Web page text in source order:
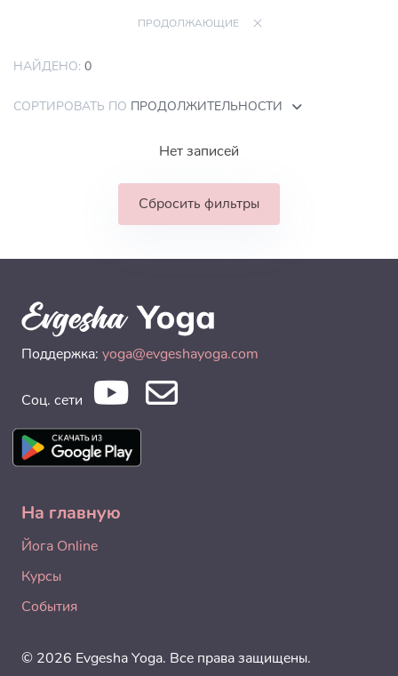
ПРОДОЛЖАЮЩИЕ
НАЙДЕНО: 0
СОРТИРОВАТЬ ПО ПРОДОЛЖИТЕЛЬНОСТИ
Нет записей
Сбросить фильтры
Поддержка: yoga@evgeshayoga.com
Соц. сети
На главную
Йога Online
Курсы
События
© 2026 Evgesha Yoga. Все права защищены.